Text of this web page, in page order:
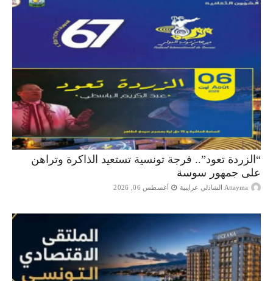
“الزردة تعود”.. فرجة تونسية تستعيد الذاكرة وتراهن
على جمهور سوسة
Attayma الشاذلي عرايبية أغسطس 06, 2026